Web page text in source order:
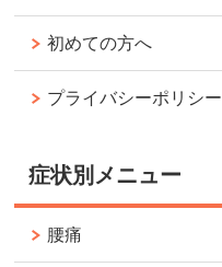
初めての方へ
プライバシーポリシー
症状別メニュー
腰痛